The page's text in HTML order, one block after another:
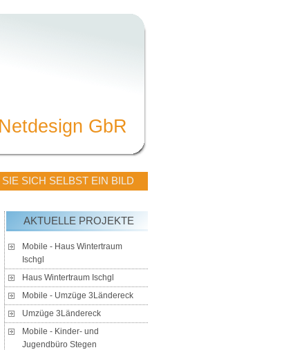
GbR
SICH SELBST EIN BILD
AKTUELLE PROJEKTE
Mobile - Haus Wintertraum
Ischgl
Haus Wintertraum Ischgl
Mobile - Umzüge 3Ländereck
Umzüge 3Ländereck
Mobile - Kinder- und
Jugendbüro Stegen